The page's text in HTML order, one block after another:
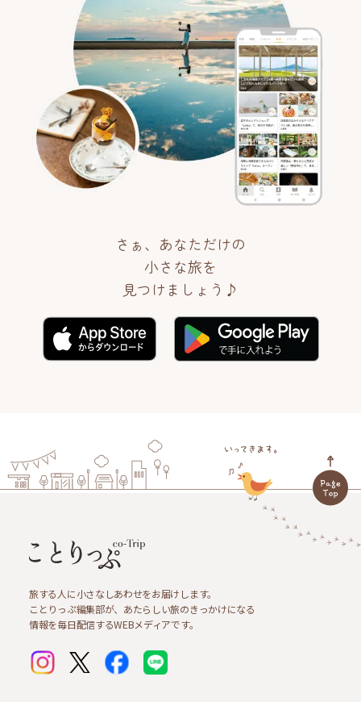
さぁ、あなただけの
小さな旅を
見つけましょう♪
旅する人に小さなしあわせをお届けします。
ことりっぷ編集部が、あたらしい旅のきっかけになる
情報を毎日配信するWEBメディアです。